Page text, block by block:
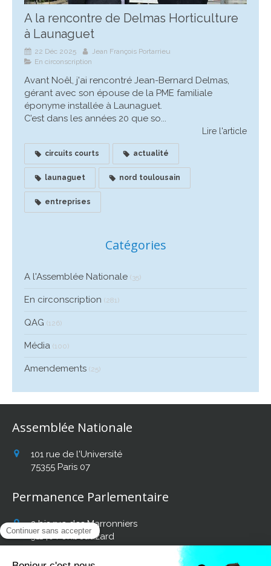
A la rencontre de Delmas Horticulture
à Launaguet
22 Déc 2025
Jean François Portarrieu
En circonscription
Avant Noêl, j'ai rencontré Jean-Bernard Delmas,
gérant avec son épouse de la PME familiale
éponyme installée à Launaguet.
C’est dans les années 20 que so...
Lire l'article
circuits courts actualité
launaguet nord toulousain
entreprises
Catégories
A l'Assemblée Nationale (35)
En circonscription (281)
QAG (126)
Média (100)
Amendements (25)
Assemblée Nationale
101 rue de l'Université
75355 Paris 07
Permanence Parlementaire
2 bis rue des Marronniers
31140 Fonbeauzard